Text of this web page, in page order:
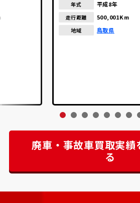
年式 平成8年
走行距離 500,001Km
地域 鳥取県
廃車・事故車買取実績
る